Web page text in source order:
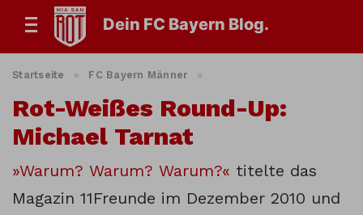
Dein FC Bayern Blog.
Startseite » FC Bayern Männer »
Rot-Weißes Round-Up:
Michael Tarnat
»Warum? Warum? Warum?« titelte das
Magazin 11Freunde im Dezember 2010 und